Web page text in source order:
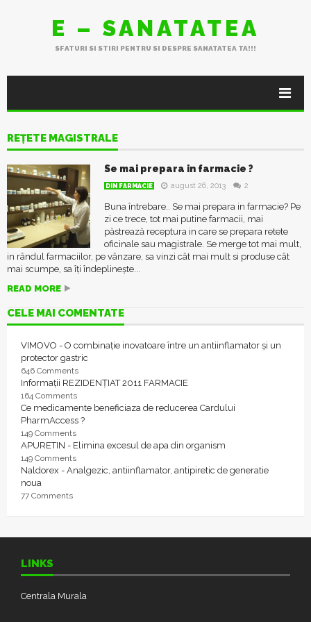
E – SANATATEA
SFATURI SI STIRI PENTRU SI DESPRE SANATATEA TA!!!
REȚETE MAGISTRALE
Se mai prepara in farmacie ?
DIN FARMACIE august 26, 2013 2
Buna întrebare.. Se mai prepara in farmacie? Pe
zi ce trece, tot mai putine farmacii, mai
păstrează receptura in care se prepara retete
oficinale sau magistrale. Se merge tot mai mult,
in rândul farmaciilor, pe vânzare, sa vinzi cât mai mult si produse cât
mai scumpe, sa îți îndeplinește...
READ MORE
CELE MAI COMENTATE
VIMOVO - O combinație inovatoare între un antiinflamator și un
protector gastric
646 Comments
Informații REZIDENȚIAT 2011 FARMACIE
164 Comments
Ce medicamente beneficiaza de reducerea Cardului
PharmAccess ?
149 Comments
APURETIN - Elimina excesul de apa din organism
149 Comments
Naldorex - Analgezic, antiinflamator, antipiretic de generatie
noua
77 Comments
LINKS
Centrala Murala